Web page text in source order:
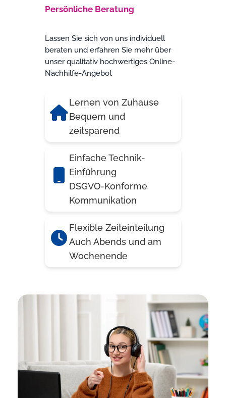
Persönliche Beratung
Lassen Sie sich von uns individuell
beraten und erfahren Sie mehr über
unser qualitativ hochwertiges Online-
Nachhilfe-Angebot
Lernen von Zuhause
Bequem und
zeitsparend
Einfache Technik-
Einführung
DSGVO-Konforme
Kommunikation
Flexible Zeiteinteilung
Auch Abends und am
Wochenende